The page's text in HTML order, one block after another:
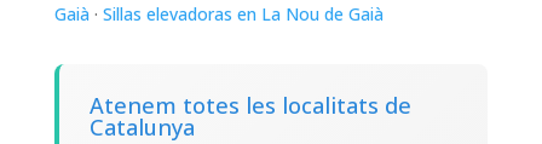
Gaià · Sillas elevadoras en La Nou de Gaià
Atenem totes les localitats de
Catalunya